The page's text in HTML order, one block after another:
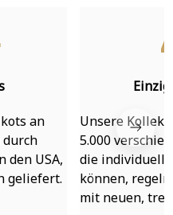
an
durch
den USA,
geliefert.
Unsere
5.000
die individuell
können,
mit neuen,